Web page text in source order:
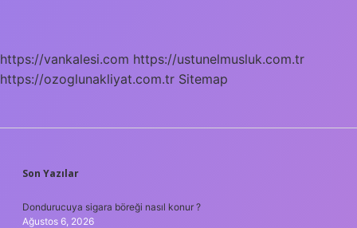
https://vankalesi.com https://ustunelmusluk.com.tr
https://ozoglunakliyat.com.tr Sitemap
SIDEBAR
Son Yazılar
Dondurucuya sigara böreği nasıl konur ?
Ağustos 6, 2026